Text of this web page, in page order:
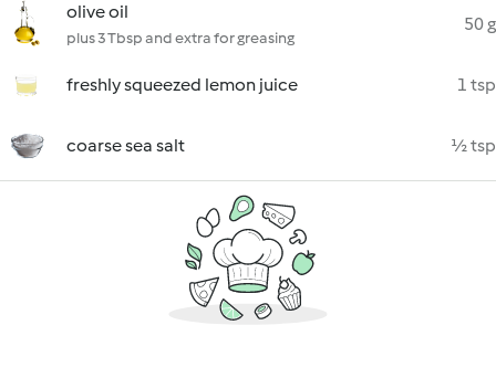
olive oil
plus 3 Tbsp and extra for greasing
50 g
freshly squeezed lemon juice 1 tsp
coarse sea salt ½ tsp